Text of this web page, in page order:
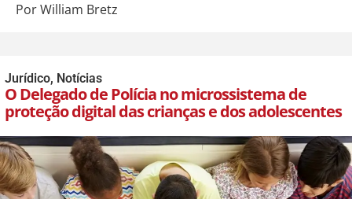
Por William Bretz
Jurídico, Notícias
O Delegado de Polícia no microssistema de
proteção digital das crianças e dos adolescentes